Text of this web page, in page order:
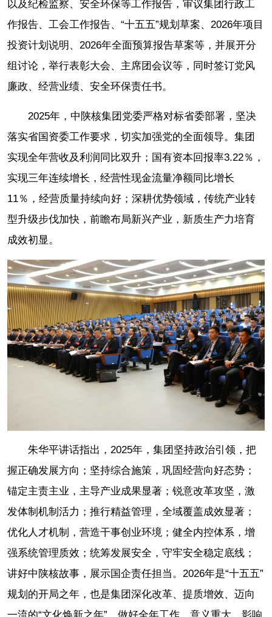
以及纪检监察、安全环保等工作报告，审议集团行政工
作报告、工会工作报告、“十五五”规划草案、2026年项目
投资计划说明、2026年全面预算报告草案等，并展开分
组讨论，举行表彰大会、主席团会议等，同时签订党风
廉政、经营业绩、安全环保责任书。
2025年，中陕核集团党委严格对标省委部署，坚决
落实省国资委工作要求，切实加强党的全面领导。集团
实现全年营收及利润同比双升；国有资本回报率3.22％，
实现三年连续增长，经营性现金流量净额同比增长
11％，经营质量持续向好；深耕优势领域，传统产业转
型升级步伐加快，前瞻布局新兴产业，新质生产力培育
成效初显。
朱华平讲话指出，2025年，集团坚持政治引领，把
握正确发展方向；坚持综合施策，巩固经营向好态势；
锚定主责主业，主导产业成果显著；锐意改革攻坚，激
发体制机制活力；推行精益管理，全域覆盖成效显著；
优化人才机制，营造干事创业环境；健全内控体系，增
强系统管理质效；统筹发展安全，守牢安全稳定底线；
讲好中陕核故事，展示国企责任担当。2026年是“十五五”
规划的开局之年，也是集团深化改革、提质增效、迈向